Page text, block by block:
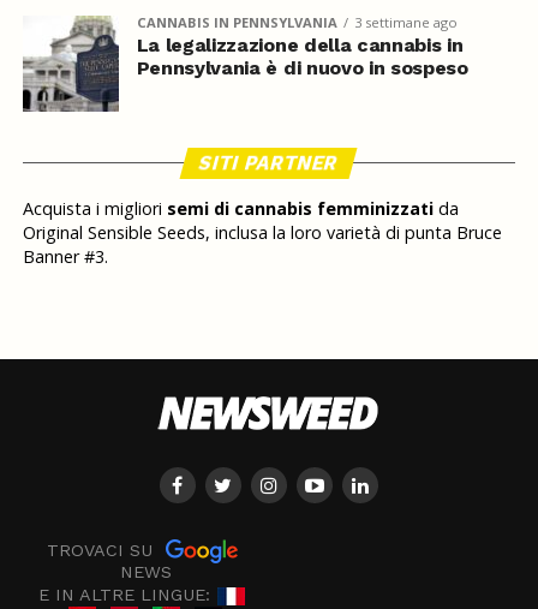
CANNABIS IN PENNSYLVANIA 3 settimane ago
La legalizzazione della cannabis in
Pennsylvania è di nuovo in sospeso
SITI PARTNER
Acquista i migliori semi di cannabis femminizzatida
Original Sensible Seeds, inclusa la loro varietà di punta Bruce
Banner #3.
TROVACI SU
NEWS
E IN ALTRE LINGUE: